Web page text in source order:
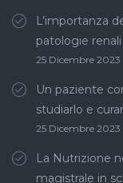
L’importanza
patologie renali
25 Dicembre 2023
Un paziente
studiarlo e
25 Dicembre 2023
La Nutrizione
magistrale in